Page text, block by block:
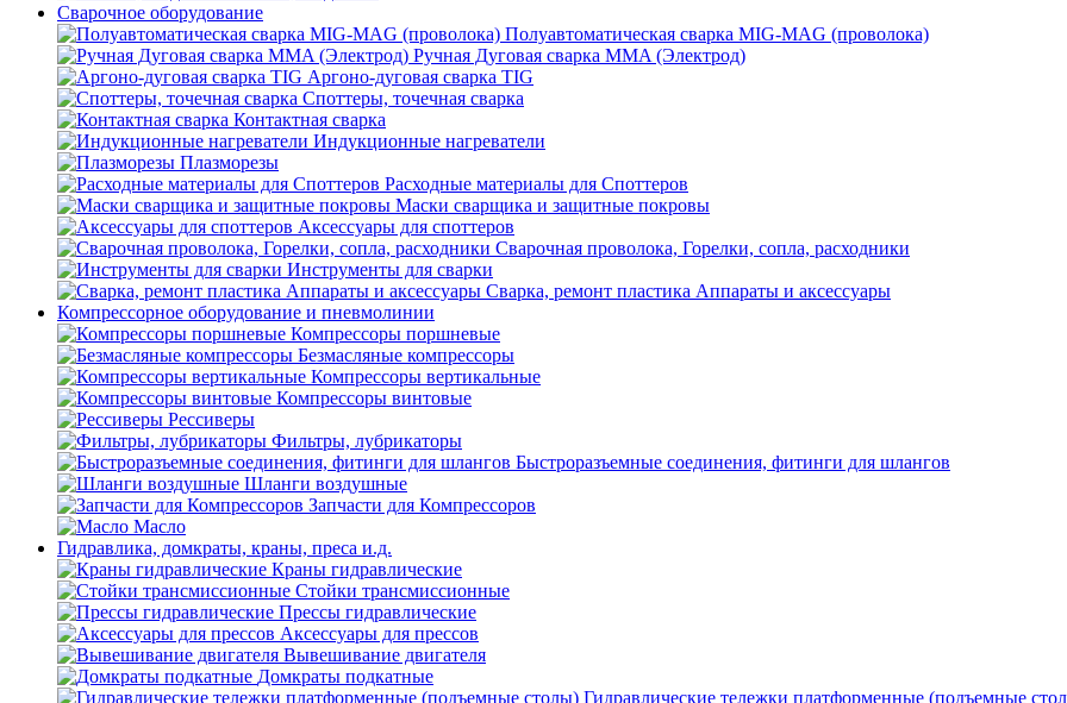
Сварочное оборудование
Полуавтоматическая сварка MIG-MAG (проволока)
Ручная Дуговая сварка MMA (Электрод)
Аргоно-дуговая сварка TIG
Споттеры, точечная сварка
Контактная сварка
Индукционные нагреватели
Плазморезы
Расходные материалы для Споттеров
Маски сварщика и защитные покровы
Аксессуары для споттеров
Сварочная проволока, Горелки, сопла, расходники
Инструменты для сварки
Сварка, ремонт пластика Аппараты и аксессуары
Компрессорное оборудование и пневмолинии
Компрессоры поршневые
Безмасляные компрессоры
Компрессоры вертикальные
Компрессоры винтовые
Рессиверы
Фильтры, лубрикаторы
Быстроразъемные соединения, фитинги для шлангов
Шланги воздушные
Запчасти для Компрессоров
Масло
Гидравлика, домкраты, краны, преса и.д.
Краны гидравлические
Стойки трансмиссионные
Прессы гидравлические
Аксессуары для прессов
Вывешивание двигателя
Домкраты подкатные
Гидравлические тележки платформенные (подъемные